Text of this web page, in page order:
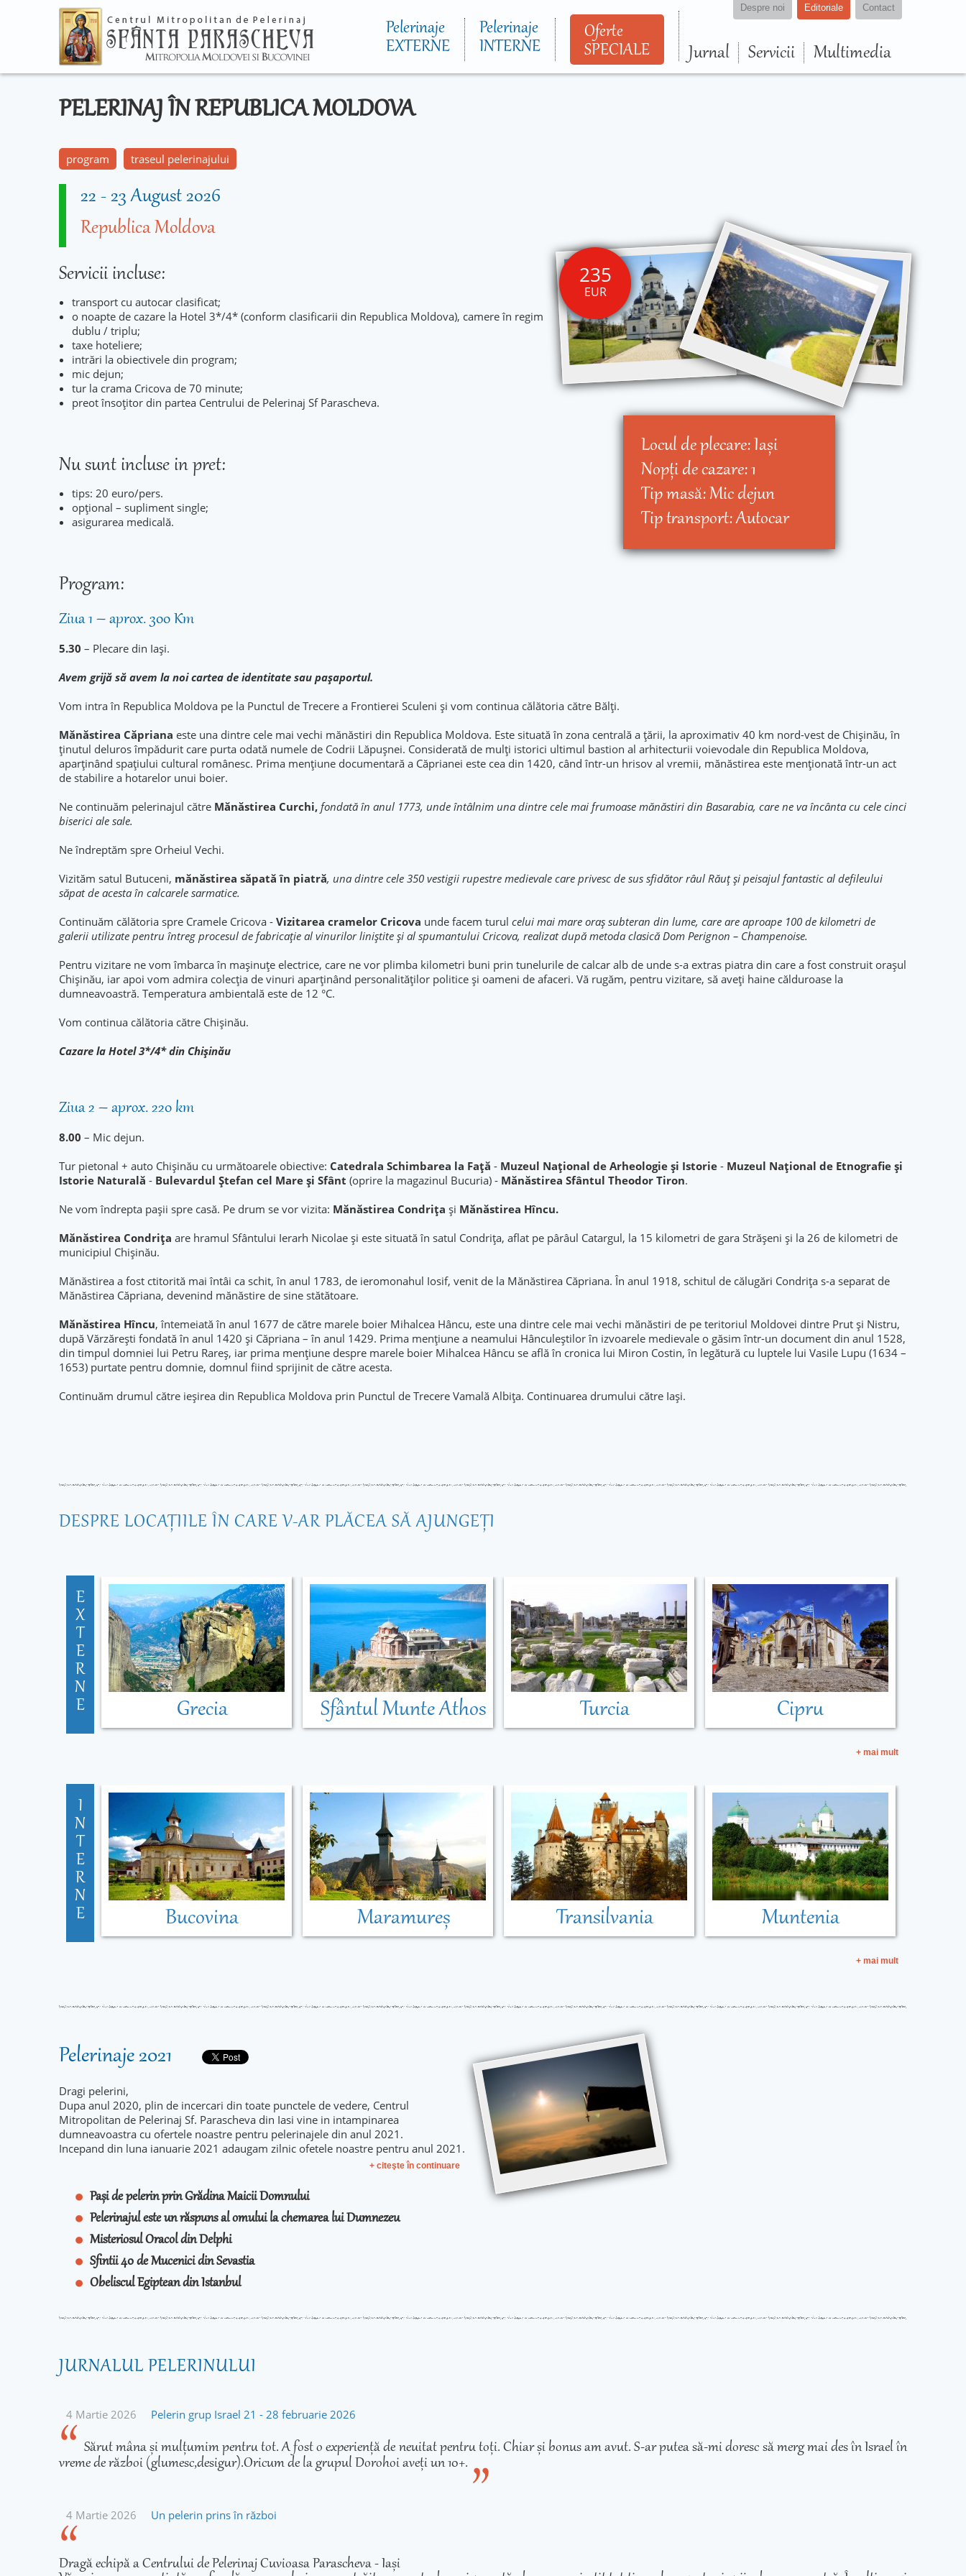
conţinutul
principal
Pelerinaje
EXTERNE
Pelerinaje
INTERNE
Oferte
SPECIALE
Despre noi Editoriale Contact
Jurnal Servicii Multimedia
PELERINAJ ÎN REPUBLICA MOLDOVA
program traseul pelerinajului
22 -23 August 2026
Republica Moldova
235
EUR
Locul de plecare:Iaşi
Nopţi de cazare:1
Tip masă:Mic dejun
Tip transport:Autocar
Servicii incluse:
transport cu autocar clasificat;
o noapte de cazare la Hotel 3*/4* (conform clasificarii din Republica Moldova), camere în regim
dublu / triplu;
taxe hoteliere;
intrări la obiectivele din program;
mic dejun;
tur la crama Cricova de 70 minute;
preot însoțitor din partea Centrului de Pelerinaj Sf Parascheva.
Nu sunt incluse in pret:
tips: 20 euro/pers.
opțional – supliment single;
asigurarea medicală.
Program:
Ziua 1 – aprox. 300 Km
5.30 – Plecare din Iași.
Avem grijă să avem la noi cartea de identitate sau pașaportul.
Vom intra în Republica Moldova pe la Punctul de Trecere a Frontierei Sculeni și vom continua călătoria către Bălți.
Mănăstirea Căpriana este una dintre cele mai vechi mănăstiri din Republica Moldova. Este situată în zona centrală a țării, la aproximativ 40 km nord-vest de Chișinău, în
ținutul deluros împădurit care purta odată numele de Codrii Lăpușnei. Considerată de mulți istorici ultimul bastion al arhitecturii voievodale din Republica Moldova,
aparținând spațiului cultural românesc. Prima mențiune documentară a Căprianei este cea din 1420, când într-un hrisov al vremii, mănăstirea este menționată într-un act
de stabilire a hotarelor unui boier.
Ne continuăm pelerinajul către Mănăstirea Curchi, fondată în anul 1773, unde întâlnim una dintre cele mai frumoase mănăstiri din Basarabia, care ne va încânta cu cele cinci
biserici ale sale.
Ne îndreptăm spre Orheiul Vechi.
Vizităm satul Butuceni, mănăstirea săpată în piatră, una dintre cele 350 vestigii rupestre medievale care privesc de sus sfidător râul Răuț și peisajul fantastic al defileului
săpat de acesta în calcarele sarmatice.
Continuăm călătoria spre Cramele Cricova - Vizitarea cramelor Cricova unde facem turul celui mai mare oraș subteran din lume, care are aproape 100 de kilometri de
galerii utilizate pentru întreg procesul de fabricație al vinurilor liniștite și al spumantului Cricova, realizat după metoda clasică Dom Perignon – Champenoise.
Pentru vizitare ne vom îmbarca în mașinuțe electrice, care ne vor plimba kilometri buni prin tunelurile de calcar alb de unde s-a extras piatra din care a fost construit orașul
Chișinău, iar apoi vom admira colecția de vinuri aparținând personalităților politice și oameni de afaceri. Vă rugăm, pentru vizitare, să aveți haine călduroase la
dumneavoastră. Temperatura ambientală este de 12 °C.
Vom continua călătoria către Chișinău.
Cazare la Hotel 3*/4* din Chișinău
Ziua 2 – aprox. 220 km
8.00 – Mic dejun.
Tur pietonal + auto Chișinău cu următoarele obiective: Catedrala Schimbarea la Față - Muzeul Național de Arheologie și Istorie - Muzeul Național de Etnografie și
Istorie Naturală - Bulevardul Ștefan cel Mare și Sfânt (oprire la magazinul Bucuria) - Mănăstirea Sfântul Theodor Tiron.
Ne vom îndrepta pașii spre casă. Pe drum se vor vizita: Mănăstirea Condrița și Mănăstirea Hîncu.
Mănăstirea Condrița are hramul Sfântului Ierarh Nicolae și este situată în satul Condrița, aflat pe pârâul Catargul, la 15 kilometri de gara Strășeni și la 26 de kilometri de
municipiul Chișinău.
Mănăstirea a fost ctitorită mai întâi ca schit, în anul 1783, de ieromonahul Iosif, venit de la Mănăstirea Căpriana. În anul 1918, schitul de călugări Condrița s-a separat de
Mănăstirea Căpriana, devenind mănăstire de sine stătătoare.
Mănăstirea Hîncu, întemeiată în anul 1677 de către marele boier Mihalcea Hâncu, este una dintre cele mai vechi mănăstiri de pe teritoriul Moldovei dintre Prut și Nistru,
după Vărzărești fondată în anul 1420 și Căpriana – în anul 1429. Prima mențiune a neamului Hânculeștilor în izvoarele medievale o găsim într-un document din anul 1528,
din timpul domniei lui Petru Rareș, iar prima mențiune despre marele boier Mihalcea Hâncu se află în cronica lui Miron Costin, în legătură cu luptele lui Vasile Lupu (1634 –
1653) purtate pentru domnie, domnul fiind sprijinit de către acesta.
Continuăm drumul către ieșirea din Republica Moldova prin Punctul de Trecere Vamală Albița. Continuarea drumului către Iași.
DESPRE LOCAŢIILE ÎN CARE V-AR PLĂCEA SĂ AJUNGEŢI
E
X
T
E
R
N
E
Grecia Sfântul Munte Athos Turcia Cipru
+ mai mult
I
N
T
E
R
N
E
Bucovina Maramureș Transilvania Muntenia
+ mai mult
Pelerinaje 2021
Dragi pelerini,
Dupa anul 2020, plin de incercari din toate punctele de vedere, Centrul
Mitropolitan de Pelerinaj Sf. Parascheva din Iasi vine in intampinarea
dumneavoastra cu ofertele noastre pentru pelerinajele din anul 2021.
Incepand din luna ianuarie 2021 adaugam zilnic ofetele noastre pentru anul 2021.
+ citeşte în continuare
Pași de pelerin prin Grădina Maicii Domnului
Pelerinajul este un răspuns al omului la chemarea lui Dumnezeu
Misteriosul Oracol din Delphi
Sfintii 40 de Mucenici din Sevastia
Obeliscul Egiptean din Istanbul
JURNALUL PELERINULUI
4 Martie 2026 Pelerin grup Israel 21 - 28 februarie 2026
Sărut mâna și mulțumim pentru tot. A fost o experiență de neuitat pentru toți. Chiar și bonus am avut. S-ar putea să-mi doresc să merg mai des în Israel în
vreme de război (glumesc,desigur).Oricum de la grupul Dorohoi aveți un 10+.
4 Martie 2026 Un pelerin prins în război
Dragă echipă a Centrului de Pelerinaj Cuvioasa Parascheva - Iași